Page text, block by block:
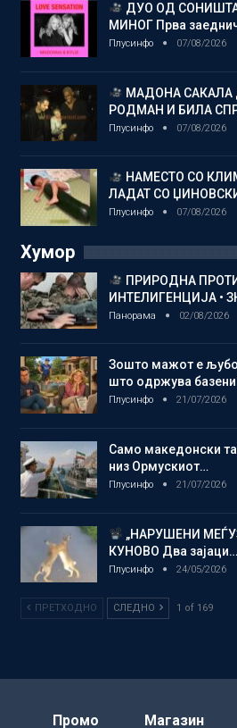
ДУО ОД
МИНОГ Прва
Плусинфо 07/08/2026
МАДОНА САКАЛА
РОДМАН И БИЛА
Плусинфо 07/08/2026
НАМЕСТО СО
ЛАДАТ СО
Плусинфо 07/08/2026
Хумор
ПРИРОДНА
ИНТЕЛИГЕНЦИЈА •
Панорама 02/08/2026
Зошто мажот е
што одржува
Плусинфо 21/07/2026
Само македонски
низ Ормускиот…
Плусинфо 21/07/2026
„НАРУШЕНИ
КУНОВО Два зајаци…
Плусинфо 24/05/2026
ПРЕТХОДНО СЛЕДНО 1 of 169
Промо Магазин